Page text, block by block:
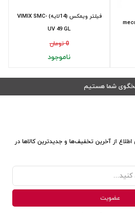
فیلتر ویمکس (14لایه) VIMIX SMC-
UV 49 GL
0 تومان
ناموجود
از آخرین تخفیف‌ها و جدیدترین کالاها در